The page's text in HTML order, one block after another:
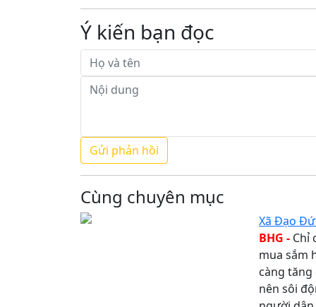
Ý kiến bạn đọc
Cùng chuyên mục
Xã Đạo
BHG - Chỉ
mua sắm
càng
nên sôi